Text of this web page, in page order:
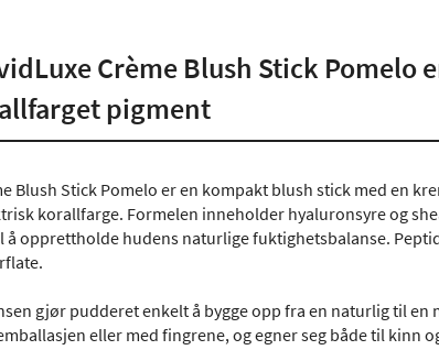
Crème Blush Stick Pomelo
pigment
Blush Stick Pomelo er en kompakt blush stick med en
korallfarge. Formelen inneholder hyaluronsyre og
opprettholde hudens naturlige fuktighetsbalanse.
gjør pudderet enkelt å bygge opp fra en naturlig til en
eller med fingrene, og egner seg både til kinn